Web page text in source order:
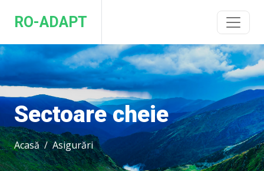
RO-ADAPT
Sectoare cheie
Acasă Asigurări